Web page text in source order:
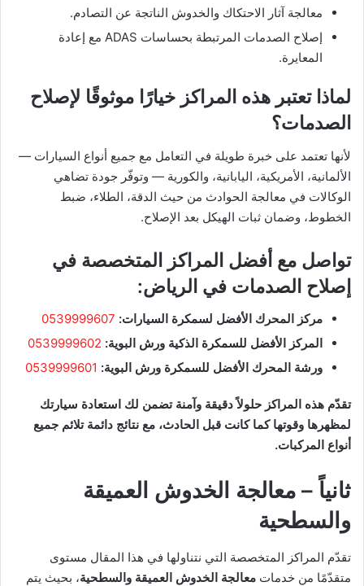
معالجة آثار الاحتكاك والخدوش الناتجة عن التصادم.
إصلاح الصدمات المرتبطة بحساسات ADAS مع إعادة
المعايرة.
لماذا تعتبر هذه المراكز خيارًا موثوقًا لإصلاح
الصدمات؟
لأنها تعتمد على خبرة طويلة في التعامل مع جميع أنواع السيارات —
الألمانية، الأمريكية، اليابانية، والكورية — وتوفّر جودة تضاهي
الوكالات في معالجة الحوادث من حيث الدقة، الطلاء، ضبط
الخطوط، وضمان ثبات الهيكل بعد الإصلاح.
تواصل مع أفضل المراكز المتخصصة في
إصلاح الصدمات في الرياض:
مركز المحرك الأفضل لسمكرة السيارات: 0539999607
المركز الأفضل للسمكرة الذكية ورش البوية: 0539999602
ورشة المحرك الأفضل للسمكرة ورش البوية: 0539999601
تقدّم هذه المراكز حلولاً دقيقة وآمنة تضمن لك استعادة سيارتك
لمظهرها وقوتها كما كانت قبل الحادث، مع نتائج دائمة تلائم جميع
أنواع المركبات.
ثانياً – معالجة الخدوش العميقة
والسطحية
تقدّم المراكز المتخصصة التي نتناولها في هذا المقال مستوى
متقدّمًا من خدمات معالجة الخدوش العميقة والسطحية، بحيث يتم